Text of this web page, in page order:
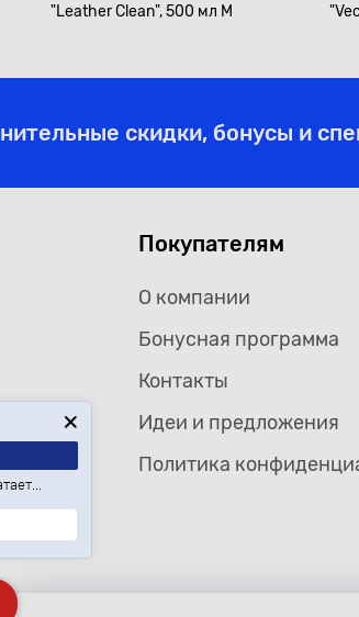
"Leather Clean", 500 мл М
скидки, бонусы и
Покупателям
О компании
Бонусная программа
Контакты
Идеи и предложения
Политика